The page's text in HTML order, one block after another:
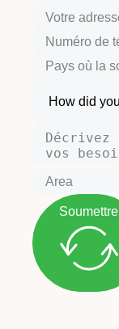
Soumettre